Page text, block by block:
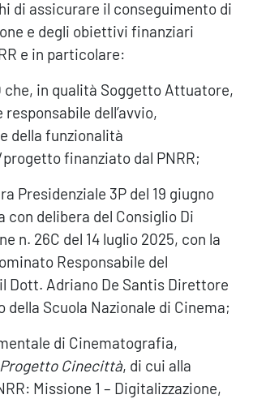
di assicurare il conseguimento di
e degli obiettivi finanziari
e in particolare:
che, in qualità Soggetto Attuatore,
responsabile dell’avvio,
della funzionalità
finanziato dal PNRR;
Presidenziale 3P del 19 giugno
delibera del Consiglio Di
n. 26C del 14 luglio 2025, con la
Responsabile del
Dott. Adriano De Santis Direttore
Scuola Nazionale di Cinema;
di Cinematografia,
Progetto Cinecittà, di cui alla
Missione 1 – Digitalizzazione,